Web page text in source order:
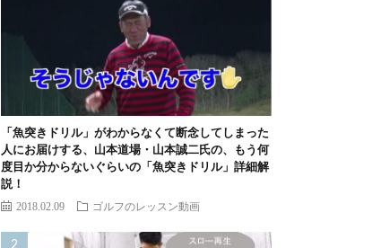
「魚突きドリル」がわからなくて断念してしまった
人にお届けする、山本道場・山本誠二氏の、もう何
度目か分からないぐらいの「魚突きドリル」詳細解
説！
2018.02.09 ゴルフのレッスン動画